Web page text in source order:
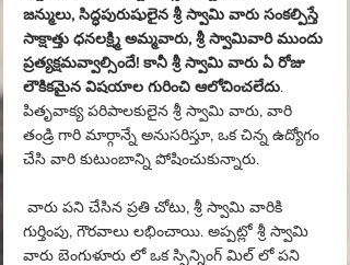
జన్ములు, సిద్ధపురుషులైన శ్రీ స్వామి వారు సంకల్పిస్తే
సాక్షాత్తు ధనలక్ష్మి అమ్మవారు, శ్రీ స్వామివారి ముందు
ప్రత్యక్షమవ్వాల్సిందే! కానీ శ్రీ స్వామి వారు ఏ రోజు
లౌకికమైన విషయాల గురించి ఆలోచించలేదు.
పితృవాక్య పరిపాలకులైన శ్రీ స్వామి వారు, వారి
తండ్రి గారి మార్గాన్నే అనుసరిస్తూ, ఒక చిన్న ఉద్యోగం
చేసి వారి కుటుంబాన్ని పోషించుకున్నారు.
గుర్తింపు, గౌరవాలు లభించాయి. అప్పట్లో శ్రీ స్వామి
వారు బెంగుళూరు లో ఒక స్పిన్నింగ్ మిల్ లో పని